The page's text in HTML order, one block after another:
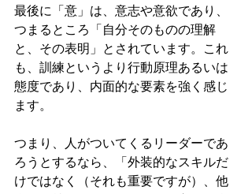
最後に「意」は、意志や意欲であり、
つまるところ「自分そのものの理解
と、その表明」とされています。これ
も、訓練というより行動原理あるいは
態度であり、内面的な要素を強く感じ
ます。
つまり、人がついてくるリーダーであ
ろうとするなら、「外装的なスキルだ
けではなく（それも重要ですが）、他